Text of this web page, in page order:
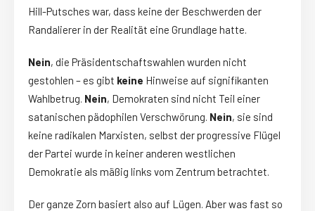
Hill-Putsches war, dass keine der Beschwerden der
Randalierer in der Realität eine Grundlage hatte.
Nein, die Präsidentschaftswahlen wurden nicht
gestohlen – es gibt keine Hinweise auf signifikanten
Wahlbetrug. Nein, Demokraten sind nicht Teil einer
satanischen pädophilen Verschwörung. Nein, sie sind
keine radikalen Marxisten, selbst der progressive Flügel
der Partei wurde in keiner anderen westlichen
Demokratie als mäßig links vom Zentrum betrachtet.
Der ganze Zorn basiert also auf Lügen. Aber was fast so